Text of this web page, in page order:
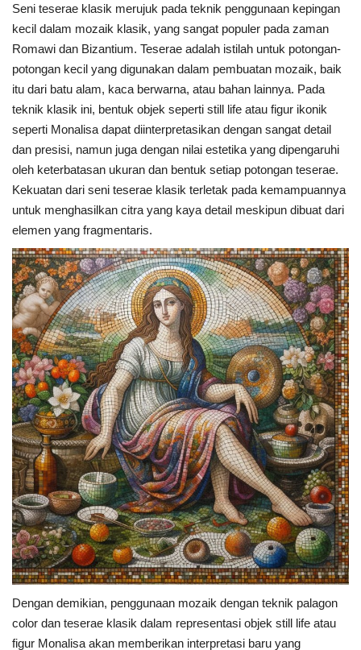
Seni teserae klasik merujuk pada teknik penggunaan kepingan
kecil dalam mozaik klasik, yang sangat populer pada zaman
Romawi dan Bizantium. Teserae adalah istilah untuk potongan-
potongan kecil yang digunakan dalam pembuatan mozaik, baik
itu dari batu alam, kaca berwarna, atau bahan lainnya. Pada
teknik klasik ini, bentuk objek seperti still life atau figur ikonik
seperti Monalisa dapat diinterpretasikan dengan sangat detail
dan presisi, namun juga dengan nilai estetika yang dipengaruhi
oleh keterbatasan ukuran dan bentuk setiap potongan teserae.
Kekuatan dari seni teserae klasik terletak pada kemampuannya
untuk menghasilkan citra yang kaya detail meskipun dibuat dari
elemen yang fragmentaris.
Dengan demikian, penggunaan mozaik dengan teknik palagon
color dan teserae klasik dalam representasi objek still life atau
figur Monalisa akan memberikan interpretasi baru yang